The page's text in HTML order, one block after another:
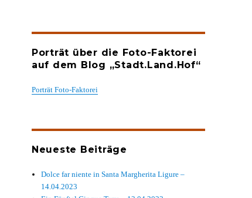
Porträt über die Foto-Faktorei
auf dem Blog „Stadt.Land.Hof“
Porträt Foto-Faktorei
Neueste Beiträge
Dolce far niente in Santa Margherita Ligure –
14.04.2023